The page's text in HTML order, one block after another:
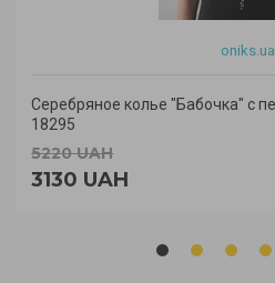
oniks.ua
Серебряное колье "Бабочка" с
18295
5220 UAH
3130 UAH